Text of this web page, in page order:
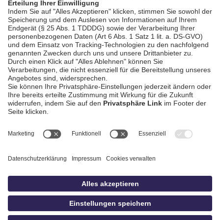
AGB / Gewinnspiele
Datenschutz
Impressum
idowa
Privatsphäre